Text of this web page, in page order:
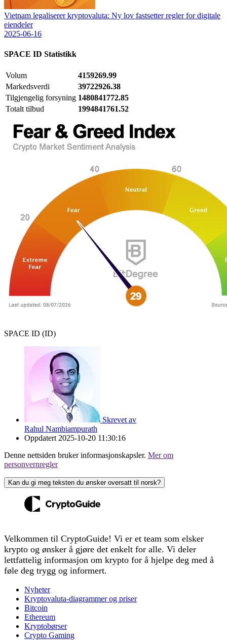
Vietnam legaliserer kryptovaluta: Ny lov fastsetter regler for digitale
eiendeler
2025-06-16
SPACE ID Statistikk
Volum
4159269.99
Markedsverdi
39722926.38
Tilgjengelig forsyning 1480841772.85
Totalt tilbud
1994841761.52
SPACE ID (ID)
Skrevet av
Rahul Nambiampurath
Oppdatert 2025-10-20 11:30:16
Denne nettsiden bruker informasjonskapsler. Mer om
personvernregler
Kan du gi meg teksten du ønsker oversatt til norsk?
Velkommen til CryptoGuide! Vi er et team som elsker
krypto og ønsker å gjøre det enkelt for alle. Vi deler
lettfattelig informasjon om krypto for å hjelpe deg med å
føle deg trygg og informert.
Nyheter
Kryptovaluta-diagrammer og priser
Bitcoin
Ethereum
Kryptobørser
Crypto Gaming